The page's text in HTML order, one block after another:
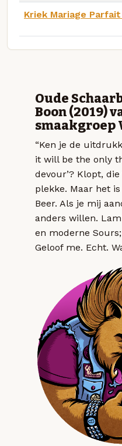
Kriek Mariage Parfait
Oude
Boon (2019)
smaakgroep
“Ken je de
it will be the only
devour’? Klopt,
plekke. Maar het
Beer. Als je mij
anders willen.
en moderne
Geloof me. Echt.